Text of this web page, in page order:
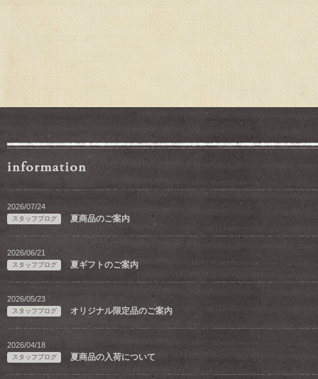
2026/07/24
スタッフブログ 夏商品のご案内
2026/06/21
スタッフブログ 夏ギフトのご案内
2026/05/23
スタッフブログ オリジナル限定品のご案内
2026/04/18
スタッフブログ 夏商品の入荷について